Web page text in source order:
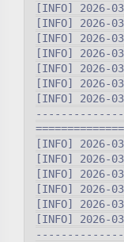
[INFO] 2026-
[INFO] 2026-
[INFO] 2026-
[INFO] 2026-
[INFO] 2026-
[INFO] 2026-
[INFO] 2026-
[INFO] 2026-
[INFO] 2026-
[INFO] 2026-
[INFO] 2026-
[INFO] 2026-
[INFO] 2026-